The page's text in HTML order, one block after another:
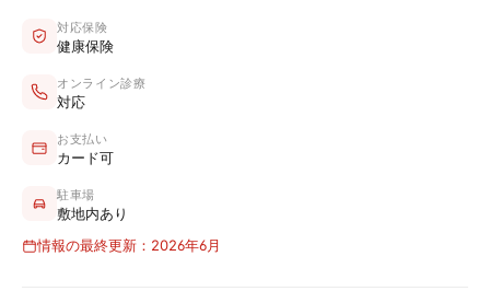
対応保険
健康保険
オンライン診療
対応
お支払い
カード可
駐車場
敷地内あり
情報の最終更新：2026年6月